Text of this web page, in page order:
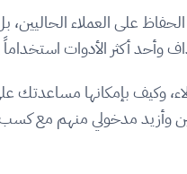
على العملاء الحاليين،
وأحد أكثر الأدوات
وكيف بإمكانها
وأزيد مدخولي منهم مع كسب